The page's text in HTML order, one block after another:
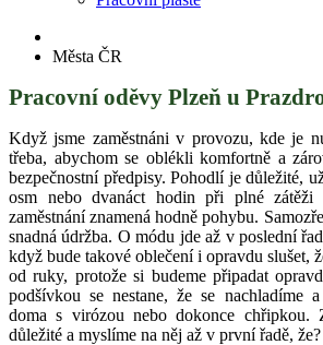
Města ČR
Pracovní oděvy Plzeň u
Když jsme zaměstnáni v provozu, kde je
třeba, abychom se oblékli komfortně a
bezpečnostní předpisy. Pohodlí je důležité,
osm nebo dvanáct hodin při plné zátěži
zaměstnání znamená hodně pohybu.
snadná údržba. O módu jde až v poslední
když bude takové oblečení i opravdu slušet,
od ruky, protože si budeme připadat
podšívkou se nestane, že se nachladíme
doma s virózou nebo dokonce chřipkou.
důležité a myslíme na něj až v první řadě, že?